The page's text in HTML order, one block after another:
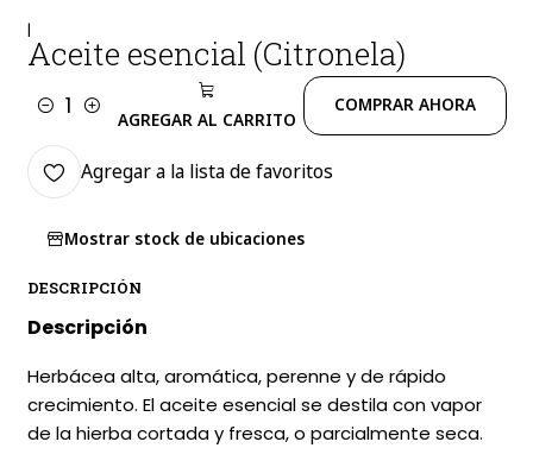
|
Aceite esencial (Citronela)
Cantidad AGREGAR AL CARRITO
COMPRAR AHORA
Agregar a la lista de favoritos
Mostrar stock de ubicaciones
DESCRIPCIÓN
Descripción
Herbácea alta, aromática, perenne y de rápido
crecimiento. El aceite esencial se destila con vapor
de la hierba cortada y fresca, o parcialmente seca.